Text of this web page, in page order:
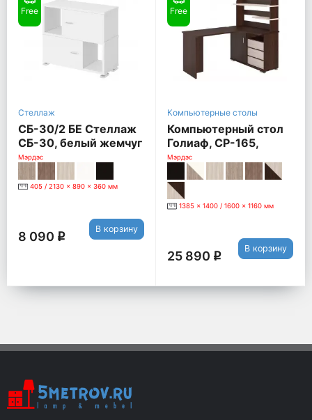
Free
Стеллаж
СБ-30/2 БЕ Стеллаж
СБ-30, белый жемчуг
Мэрдэс
405 / 2130 x 890 x 360 мм
8 090 q
В корзину
Free
Компьютерные столы
Компьютерный стол
Голиаф, СР-165,
Правый, венге /
карамель
Мэрдэс
1385 x 1400 / 1600 x 1160 мм
25 890 q
В корзину